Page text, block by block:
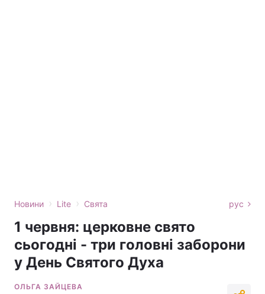
Новини › Lite › Свята рус
1 червня: церковне свято
сьогодні - три головні заборони
у День Святого Духа
ОЛЬГА ЗАЙЦЕВА